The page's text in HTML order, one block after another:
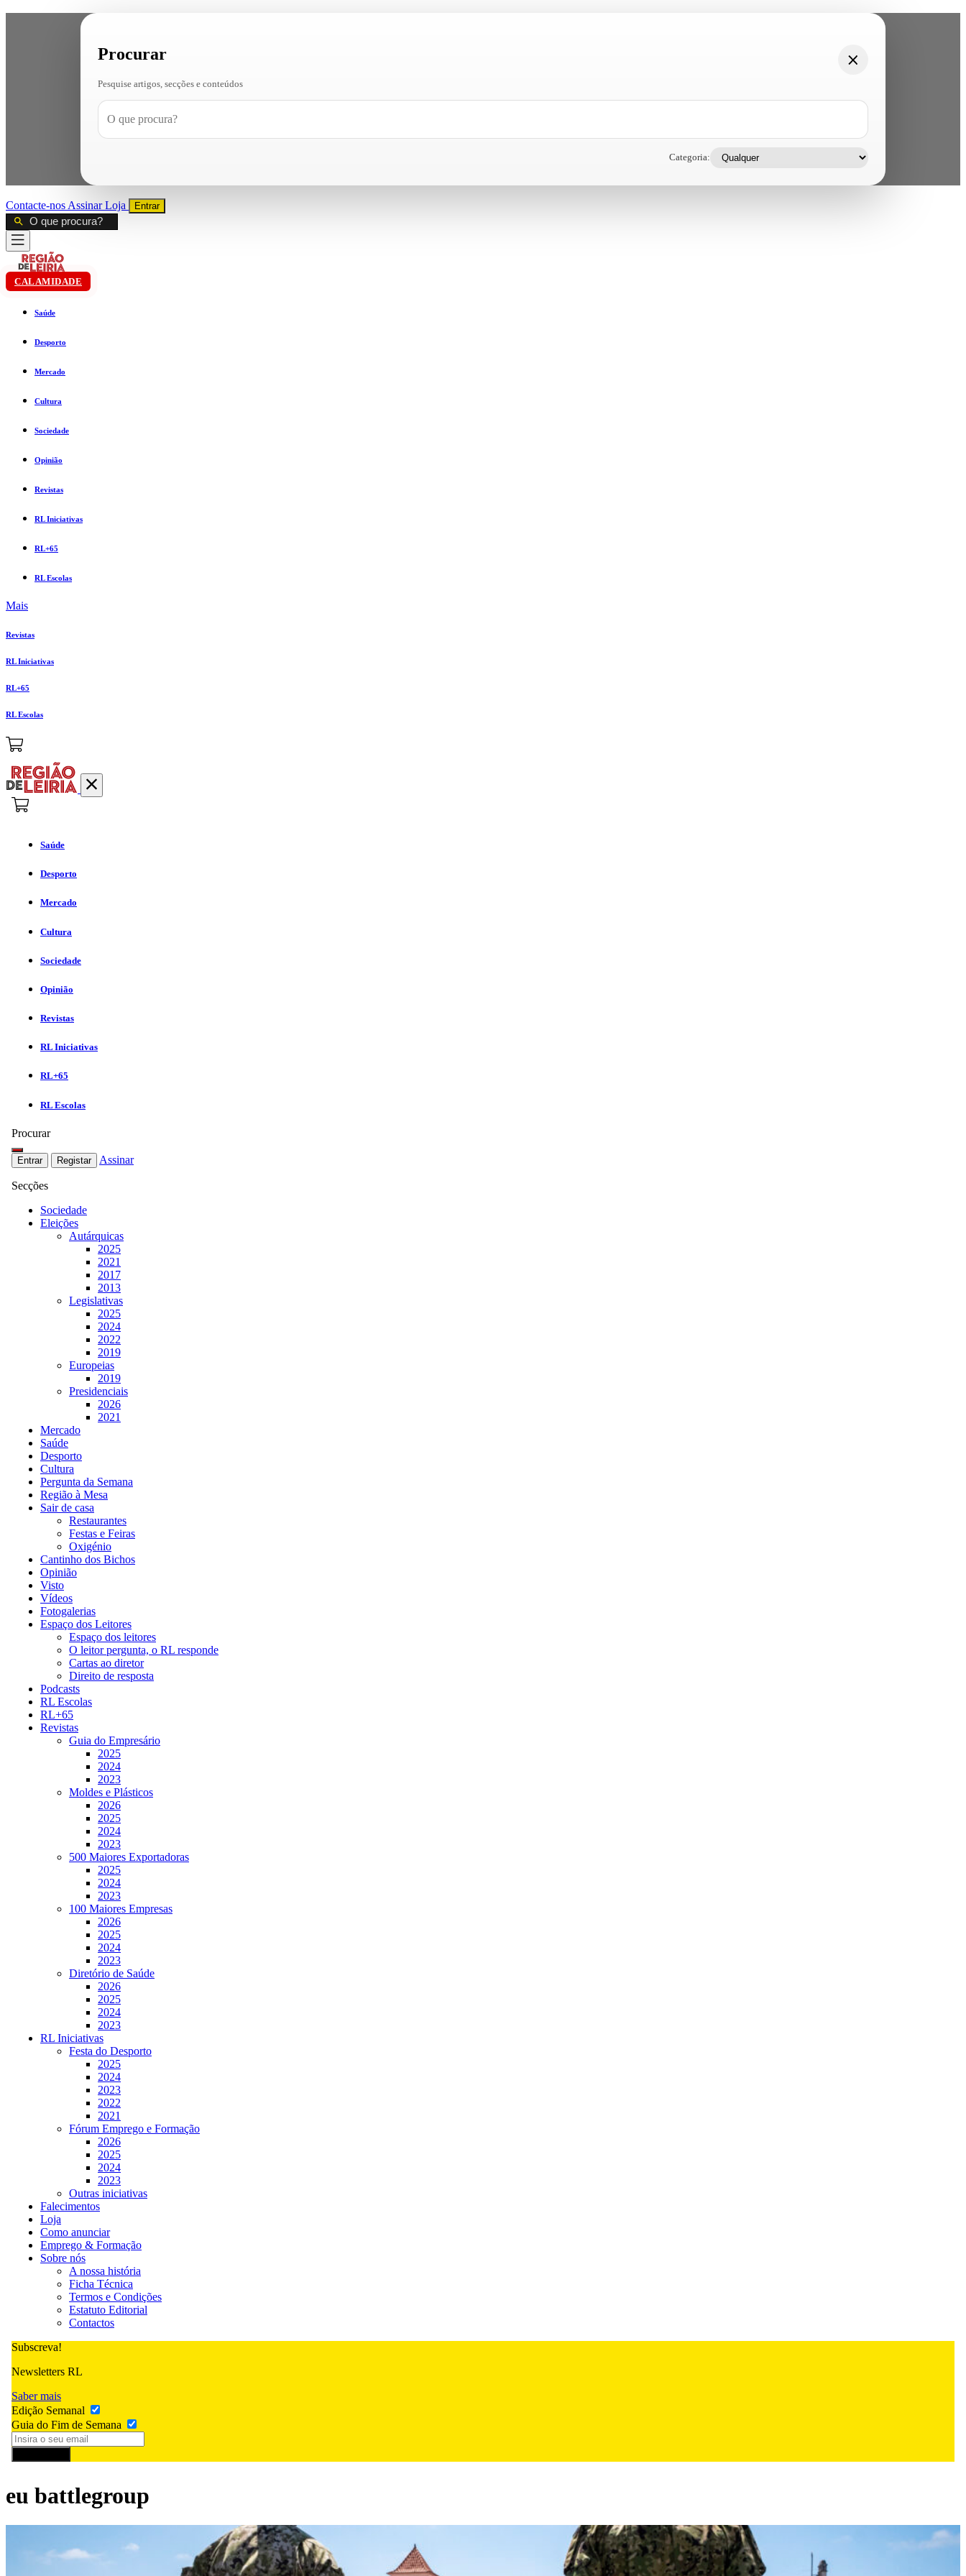
Procurar
Pesquise artigos, secções e conteúdos
Categoria:
Contacte-nos AssinarLoja Entrar
CALAMIDADE
Saúde
Desporto
Mercado
Cultura
Sociedade
Opinião
Revistas
RL Iniciativas
RL+65
RL Escolas
Mais
Revistas
RL Iniciativas
RL+65
RL Escolas
Saúde
Desporto
Mercado
Cultura
Sociedade
Opinião
Revistas
RL Iniciativas
RL+65
RL Escolas
Procurar
Entrar Registar Assinar
Secções
Sociedade
Eleições
Autárquicas
2025
2021
2017
2013
Legislativas
2025
2024
2022
2019
Europeias
2019
Presidenciais
2026
2021
Mercado
Saúde
Desporto
Cultura
Pergunta da Semana
Região à Mesa
Sair de casa
Restaurantes
Festas e Feiras
Oxigénio
Cantinho dos Bichos
Opinião
Visto
Vídeos
Fotogalerias
Espaço dos Leitores
Espaço dos leitores
O leitor pergunta, o RL responde
Cartas ao diretor
Direito de resposta
Podcasts
RL Escolas
RL+65
Revistas
Guia do Empresário
2025
2024
2023
Moldes e Plásticos
2026
2025
2024
2023
500 Maiores Exportadoras
2025
2024
2023
100 Maiores Empresas
2026
2025
2024
2023
Diretório de Saúde
2026
2025
2024
2023
RL Iniciativas
Festa do Desporto
2025
2024
2023
2022
2021
Fórum Emprego e Formação
2026
2025
2024
2023
Outras iniciativas
Falecimentos
Loja
Como anunciar
Emprego & Formação
Sobre nós
A nossa história
Ficha Técnica
Termos e Condições
Estatuto Editorial
Contactos
Subscreva!
Newsletters RL
Saber mais
Edição Semanal
Guia do Fim de Semana
eu battlegroup